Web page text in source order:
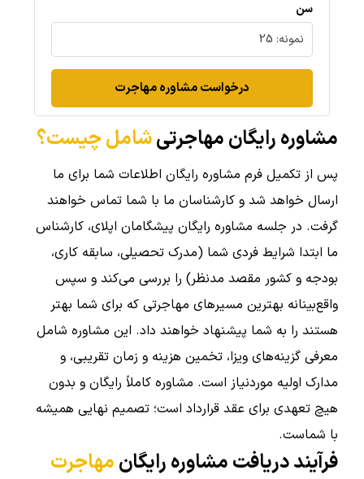
سن
درخواست مشاوره مهاجرت
مشاوره رایگان مهاجرتیشامل چیست؟
پس از تکمیل فرم مشاوره رایگان اطلاعات شما برای ما
ارسال خواهد شد و کارشناسان ما با شما تماس خواهند
گرفت. در جلسه مشاوره رایگان پیشگامان اپلای، کارشناس
ما ابتدا شرایط فردی شما (مدرک تحصیلی، سابقه کاری،
بودجه و کشور مقصد مدنظر) را بررسی می‌کند و سپس
واقع‌بینانه بهترین مسیرهای مهاجرتی که برای شما بهتر
هستند را به شما پیشنهاد خواهند داد. این مشاوره شامل
معرفی گزینه‌های ویزا، تخمین هزینه و زمان تقریبی، و
مدارک اولیه موردنیاز است. مشاوره کاملاً رایگان و بدون
هیچ تعهدی برای عقد قرارداد است؛ تصمیم نهایی همیشه
با شماست.
فرآیند دریافت مشاوره رایگانمهاجرت